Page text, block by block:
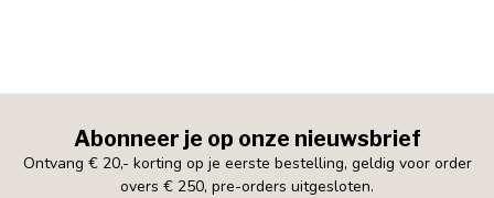
Abonneer je op onze nieuwsbrief
Ontvang € 20,- korting op je eerste bestelling, geldig voor order
overs € 250, pre-orders uitgesloten.